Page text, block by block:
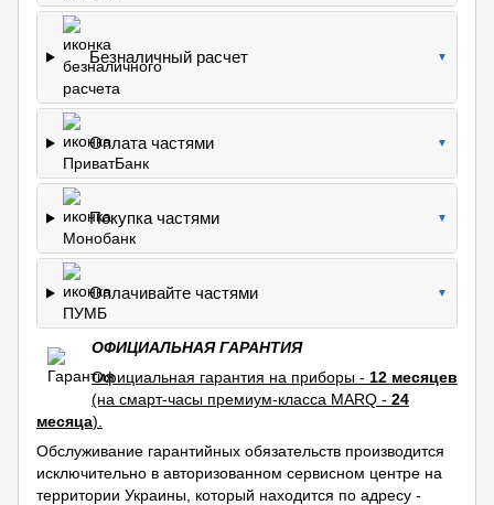
Безналичный расчет ▼
Оплата частями ▼
Покупка частями ▼
Оплачивайте частями ▼
ОФИЦИАЛЬНАЯ ГАРАНТИЯ
Официальная гарантия на приборы - 12 месяцев
(на смарт-часы премиум-класса MARQ - 24
месяца).
Обслуживание гарантийных обязательств производится
исключительно в авторизованном сервисном центре на
территории Украины, который находится по адресу -